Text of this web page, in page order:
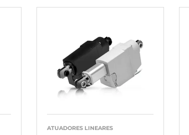
ATUADORES LINEARES